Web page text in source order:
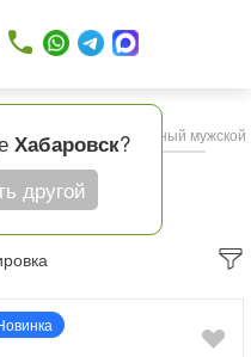
Хабаровск?
другой
доставкой Съедобный мужской